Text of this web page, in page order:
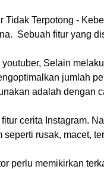
Tidak Terpotong -
Sebuah fitur yang
Selain
jumlah
adalah dengan
cerita Instagram.
rusak, macet,
perlu memikirkan